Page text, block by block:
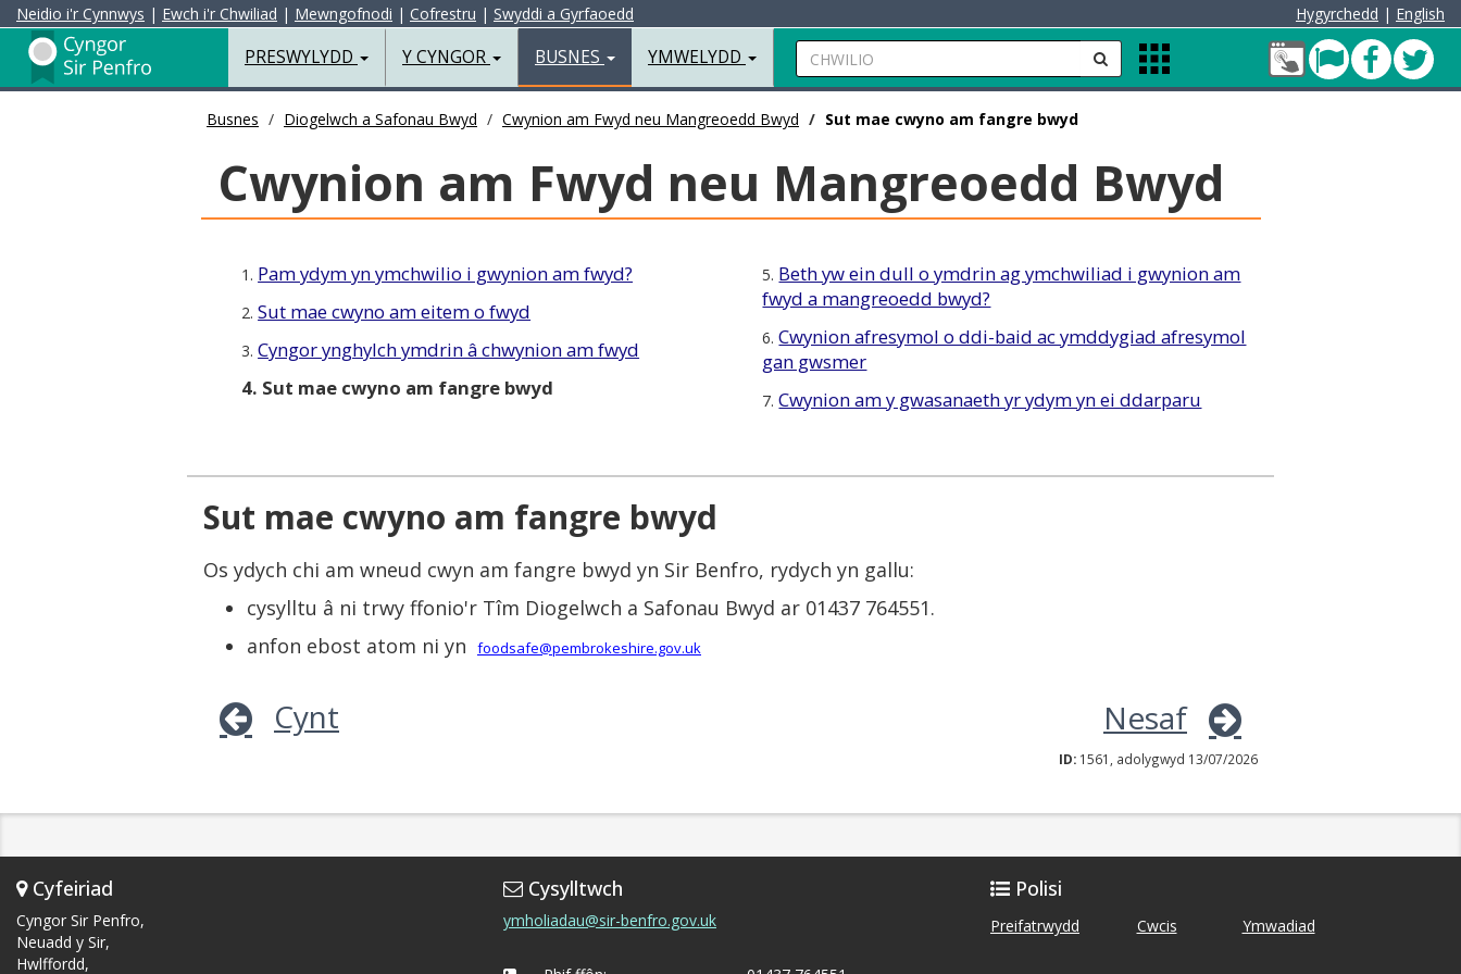
Neidio i'r Cynnwys | Ewch i'r Chwiliad | Mewngofnodi | Cofrestru | Swyddi a Gyrfaoedd Hygyrchedd | English
Preswylydd
PRESWYLYDD Y CYNGOR BUSNES YMWELYDD Chwilio anfon
Apps
Menu
Fy
NghyfrifPont
Cleddau
Busnes Diogelwch a Safonau Bwyd Cwynion am Fwyd neu Mangreoedd Bwyd Sut mae cwyno am fangre bwyd
Cwynion am Fwyd neu Mangreoedd Bwyd
1. Pam ydym yn ymchwilio i gwynion am fwyd?
2.Sut mae cwyno am eitem o fwyd
3.Cyngor ynghylch ymdrin â chwynion am fwyd
4. Sut mae cwyno am fangre bwyd
5. Beth yw ein dull o ymdrin ag ymchwiliad i gwynion am
fwyd a mangreoedd bwyd?
6.Cwynion afresymol o ddi-baid ac ymddygiad afresymol
gan gwsmer
7.Cwynion am y gwasanaeth yr ydym yn ei ddarparu
Sut mae cwyno am fangre bwyd
Os ydych chi am wneud cwyn am fangre bwyd yn Sir Benfro, rydych yn gallu:
cysylltu â ni trwy ffonio'r Tîm Diogelwch a Safonau Bwyd ar 01437 764551.
anfon ebost atom ni yn
foodsafe@pembrokeshire.gov.uk
Cynt Nesaf
ID: 1561, adolygwyd 13/07/2026
Cyfeiriad
Cyngor Sir Penfro,
Neuadd y Sir,
Hwlffordd,
Cysylltwch
ymholiadau@sir-benfro.gov.uk
Polisi
Preifatrwydd Cwcis Ymwadiad